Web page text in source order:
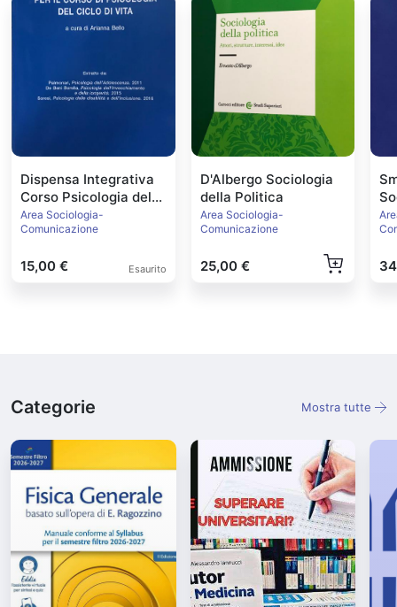
Dispensa Integrativa
Corso Psicologia del
Ciclo di Vita
Area Sociologia-
Comunicazione
15,00 € Esaurito
D'Albergo Sociologia
della Politica
Area Sociologia-
Comunicazione
25,00 €
Categorie Mostra tutte